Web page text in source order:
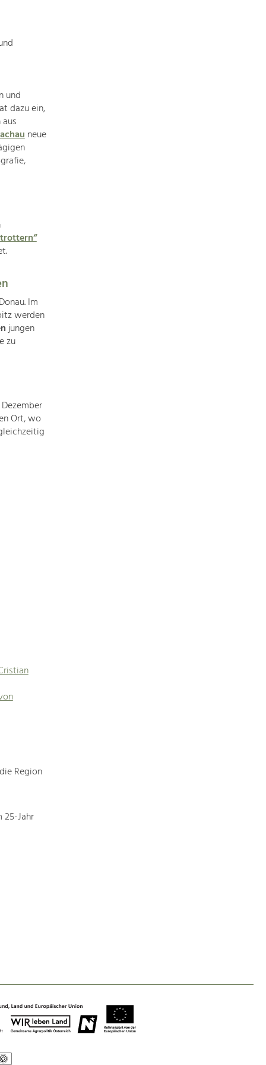
und
dazu ein,
neue
Im
werden
jungen
zu
Ort, wo
Region
25-Jahr